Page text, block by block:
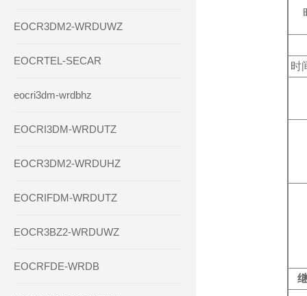
EOCR3DM2-WRDUWZ
EOCRTEL-SECAR
eocri3dm-wrdbhz
EOCRI3DM-WRDUTZ
EOCR3DM2-WRDUHZ
EOCRIFDM-WRDUTZ
EOCR3BZ2-WRDUWZ
EOCRFDE-WRDB
时